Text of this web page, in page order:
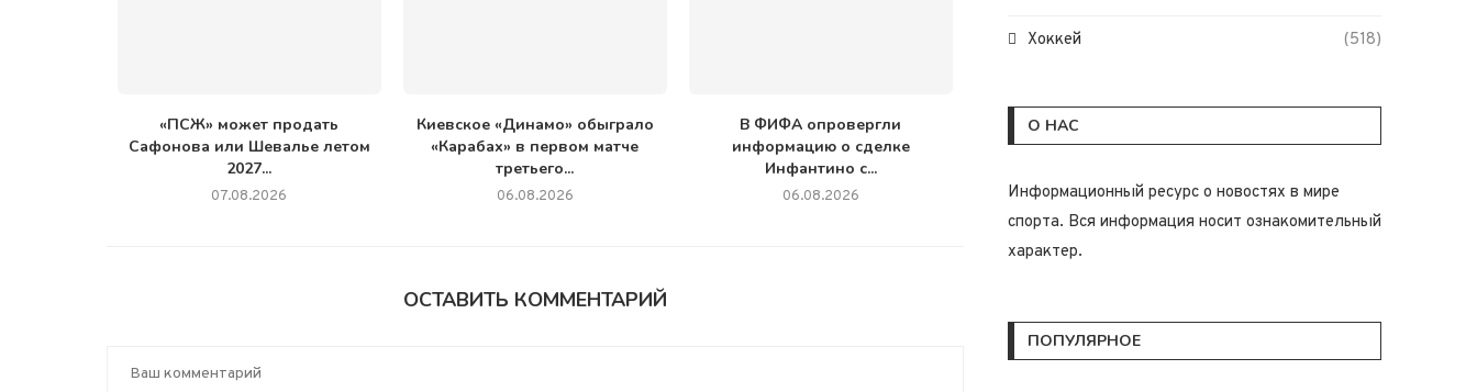
«ПСЖ» может продать
Сафонова или Шевалье летом
2027...
07.08.2026
Киевское «Динамо» обыграло
«Карабах» в первом матче
третьего...
06.08.2026
В ФИФА опровергли
информацию о сделке
Инфантино с...
06.08.2026
ОСТАВИТЬ КОММЕНТАРИЙ
Хоккей (518)
О НАС
Информационный ресурс о новостях в мире
спорта. Вся информация носит ознакомительный
характер.
ПОПУЛЯРНОЕ